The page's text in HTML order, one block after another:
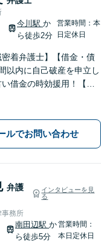
今川駅 か
ら徒歩2分
営業時間：本
日定休日
密着弁護士】【借金・債
以内に自己破産を申立し
借金の時効援用！【刑
の相談。【今川駅2分】
料相談】
ルでお問い合わせ
弁護
インタビューを見
る
事務所
南田辺駅か
ら徒歩5分
営業時間：
本日定休日